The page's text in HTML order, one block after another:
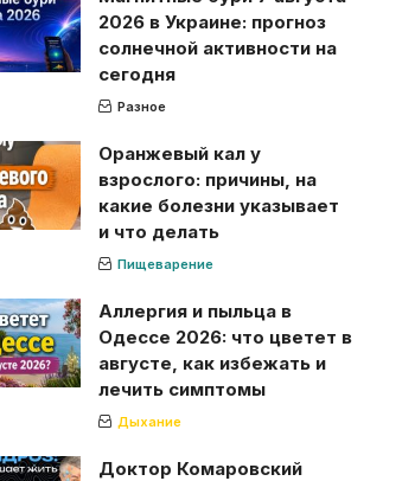
2026 в Украине: прогноз
солнечной активности на
сегодня
Разное
Оранжевый кал у
взрослого: причины, на
какие болезни указывает
и что делать
Пищеварение
Аллергия и пыльца в
Одессе 2026: что цветет в
августе, как избежать и
лечить симптомы
Дыхание
Доктор Комаровский